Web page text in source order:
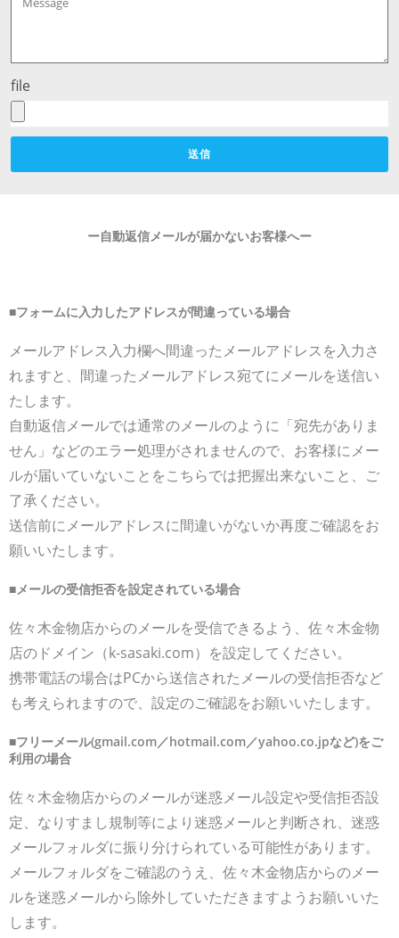
file
送信
ー自動返信メールが届かないお客様へー
■フォームに入力したアドレスが間違っている場合
メールアドレス入力欄へ間違ったメールアドレスを入力さ
れますと、間違ったメールアドレス宛てにメールを送信い
たします。
自動返信メールでは通常のメールのように「宛先がありま
せん」などのエラー処理がされませんので、お客様にメー
ルが届いていないことをこちらでは把握出来ないこと、ご
了承ください。
送信前にメールアドレスに間違いがないか再度ご確認をお
願いいたします。
■メールの受信拒否を設定されている場合
佐々木金物店からのメールを受信できるよう、佐々木金物
店のドメイン（k-sasaki.com）を設定してください。
携帯電話の場合はPCから送信されたメールの受信拒否など
も考えられますので、設定のご確認をお願いいたします。
■フリーメール(gmail.com／hotmail.com／yahoo.co.jpなど)をご
利用の場合
佐々木金物店からのメールが迷惑メール設定や受信拒否設
定、なりすまし規制等により迷惑メールと判断され、迷惑
メールフォルダに振り分けられている可能性があります。
メールフォルダをご確認のうえ、佐々木金物店からのメー
ルを迷惑メールから除外していただきますようお願いいた
します。